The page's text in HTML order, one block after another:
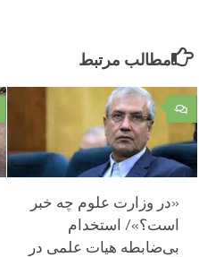
مطالب مرتبط
۰
«در وزارت علوم چه خبر
است؟»/ استخدام
بی‌ضابطه هیات علمی در